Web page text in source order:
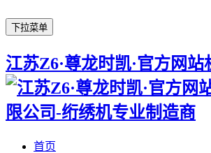
下拉菜单
江苏Z6·尊龙时凯·官方网站
首页